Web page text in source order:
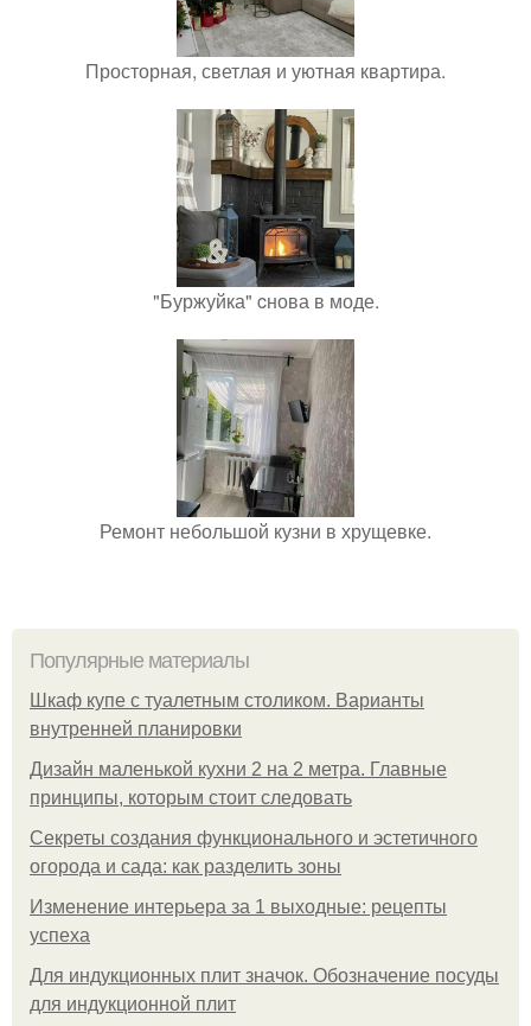
Просторная, светлая и уютная квартира.
"Буржуйка" cнова в моде.
Ремонт небольшой кузни в хрущевке.
Популярные материалы
Шкаф купе с туалетным столиком. Варианты
внутренней планировки
Дизайн маленькой кухни 2 на 2 метра. Главные
принципы, которым стоит следовать
Секреты создания функционального и эстетичного
огорода и сада: как разделить зоны
Изменение интерьера за 1 выходные: рецепты
успеха
Для индукционных плит значок. Обозначение посуды
для индукционной плит